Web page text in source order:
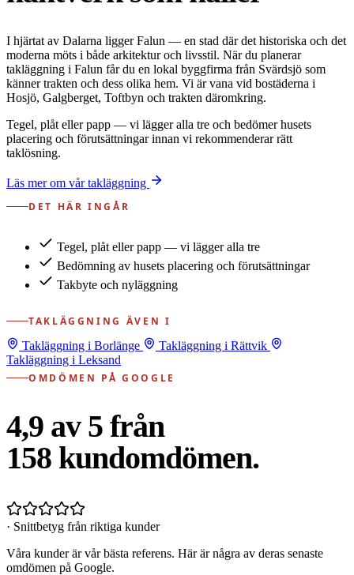
I hjärtat av Dalarna ligger Falun — en stad där det historiska och det
moderna möts i både arkitektur och livsstil. När du planerar
takläggning i Falun får du en lokal byggfirma från Svärdsjö som
känner trakten och dess olika hem. Vi är vana vid bostäderna i
Hosjö, Galgberget, Toftbyn och trakten däromkring.
Tegel, plåt eller papp — vi lägger alla tre och bedömer husets
placering och förutsättningar innan vi rekommenderar rätt
taklösning.
Läs mer om vår takläggning
DET HÄR INGÅR
Tegel, plåt eller papp — vi lägger alla tre
Bedömning av husets placering och förutsättningar
Takbyte och nyläggning
TAKLÄGGNING ÄVEN I
Takläggning i Borlänge
Takläggning i Rättvik
Takläggning i Leksand
OMDÖMEN PÅ GOOGLE
4,9 av 5 från
158 kundomdömen.
· Snittbetyg från riktiga kunder
Våra kunder är vår bästa referens. Här är några av deras senaste
omdömen på Google.